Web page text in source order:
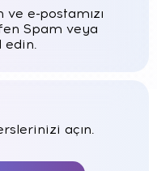
e-postamızı
Spam veya
edin.
açın.